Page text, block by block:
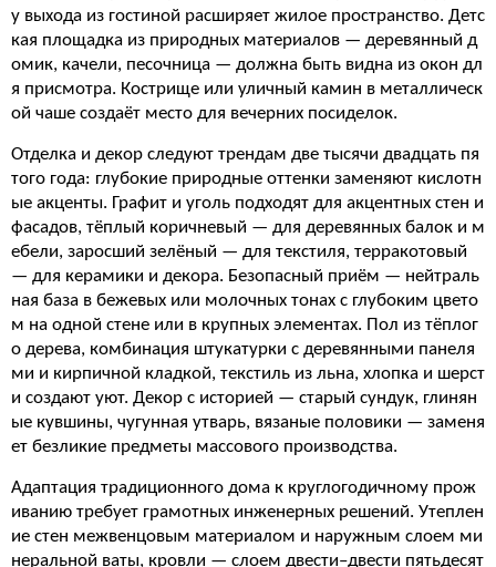
у выхода из гостиной расширяет жилое пространство. Детс
кая площадка из природных материалов — деревянный д
омик, качели, песочница — должна быть видна из окон дл
я присмотра. Кострище или уличный камин в металлическ
ой чаше создаёт место для вечерних посиделок.
Отделка и декор следуют трендам две тысячи двадцать пя
того года: глубокие природные оттенки заменяют кислотн
ые акценты. Графит и уголь подходят для акцентных стен и
фасадов, тёплый коричневый — для деревянных балок и м
ебели, заросший зелёный — для текстиля, терракотовый
— для керамики и декора. Безопасный приём — нейтраль
ная база в бежевых или молочных тонах с глубоким цвето
м на одной стене или в крупных элементах. Пол из тёплог
о дерева, комбинация штукатурки с деревянными панеля
ми и кирпичной кладкой, текстиль из льна, хлопка и шерст
и создают уют. Декор с историей — старый сундук, глинян
ые кувшины, чугунная утварь, вязаные половики — заменя
ет безликие предметы массового производства.
Адаптация традиционного дома к круглогодичному прож
иванию требует грамотных инженерных решений. Утеплен
ие стен межвенцовым материалом и наружным слоем ми
неральной ваты, кровли — слоем двести–двести пятьдесят